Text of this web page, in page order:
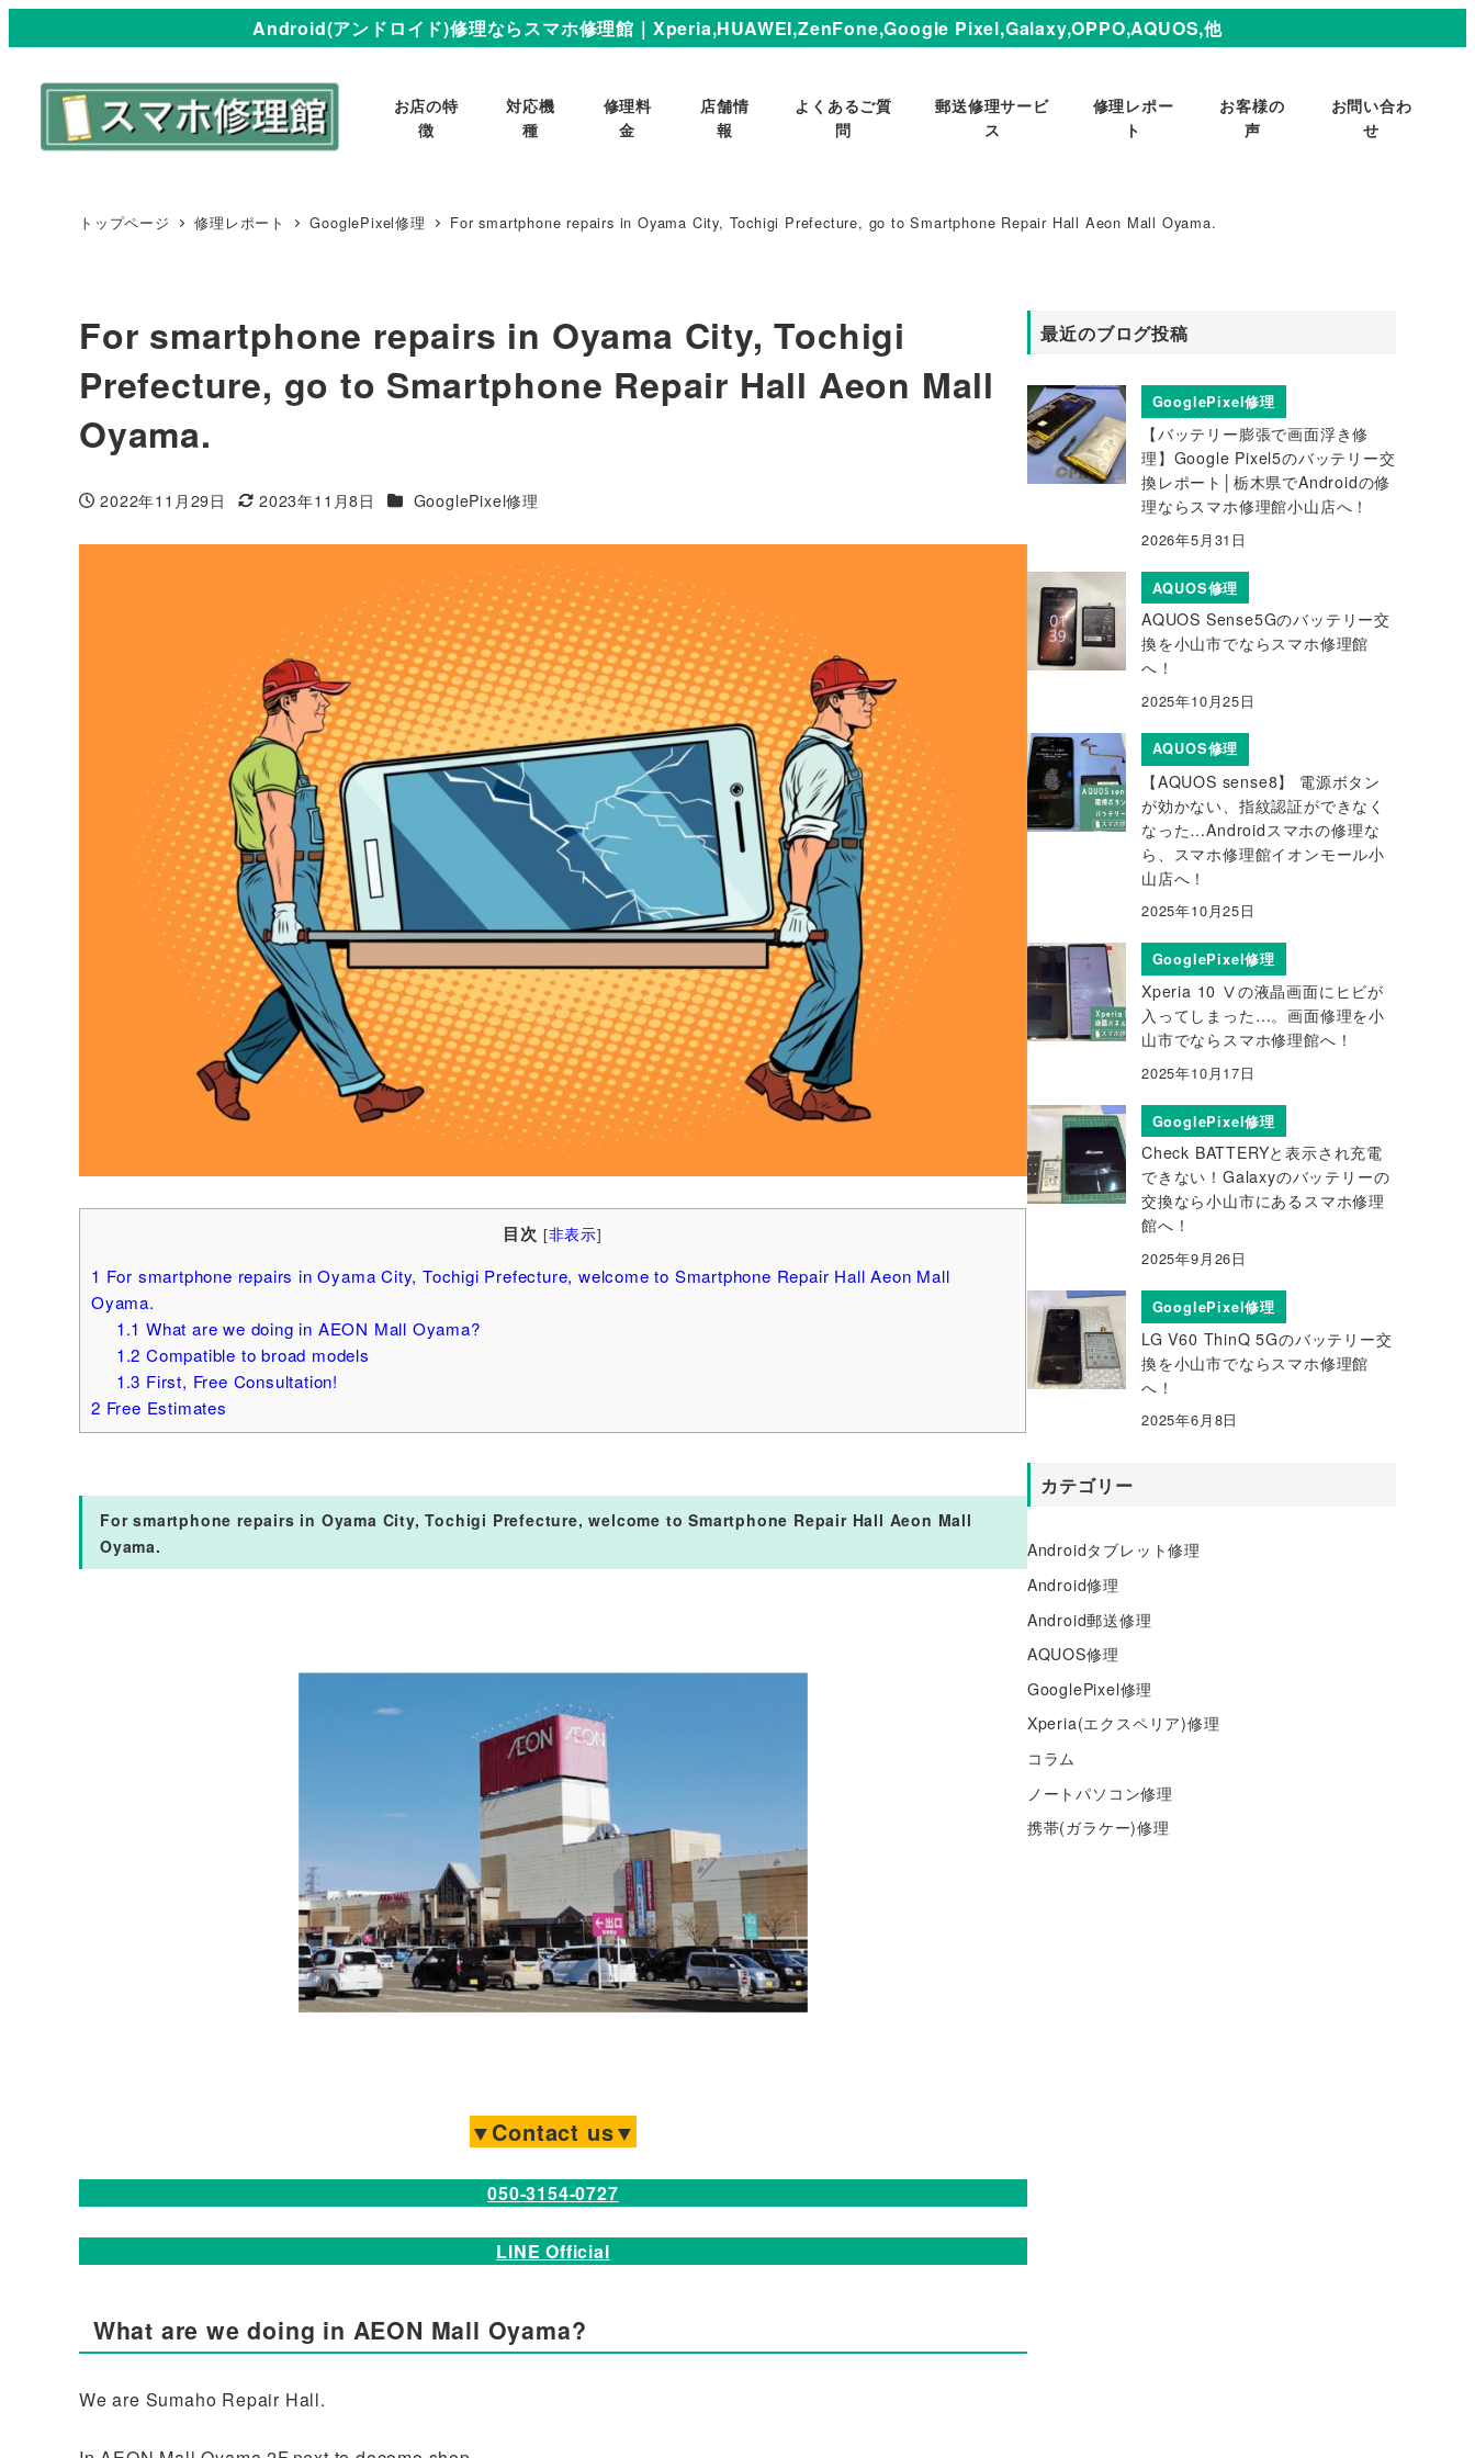
Android(アンドロイド)修理ならスマホ修理館｜Xperia,HUAWEI,ZenFone,Google Pixel,Galaxy,OPPO,AQUOS,他
お店の特
徴
対応機
種
修理料
金
店舗情
報
よくあるご質
問
郵送修理サービ
ス
修理レポー
ト
お客様の
声
お問い合わ
せ
トップページ 修理レポート GooglePixel修理 For smartphone repairs in Oyama City, Tochigi Prefecture, go to Smartphone Repair Hall Aeon Mall Oyama.
For smartphone repairs in Oyama City, Tochigi
Prefecture, go to Smartphone Repair Hall Aeon Mall
Oyama.
投稿日
2022年11月29日 更新日
2023年11月8日 カテゴリー
GooglePixel修理
目次 [非表示]
1 For smartphone repairs in Oyama City, Tochigi Prefecture, welcome to Smartphone Repair Hall Aeon Mall
Oyama.
1.1 What are we doing in AEON Mall Oyama?
1.2 Compatible to broad models
1.3 First, Free Consultation!
2 Free Estimates
For smartphone repairs in Oyama City, Tochigi Prefecture, welcome to Smartphone Repair Hall Aeon Mall
Oyama.
▼Contact us▼
050-3154-0727
LINE Official
What are we doing in AEON Mall Oyama?
We are Sumaho Repair Hall.
最近のブログ投稿
GooglePixel修理
【バッテリー膨張で画面浮き修
理】Google Pixel5のバッテリー交
換レポート│栃木県でAndroidの修
理ならスマホ修理館小山店へ！
2026年5月31日
AQUOS修理
AQUOS Sense5Gのバッテリー交
換を小山市でならスマホ修理館
へ！
2025年10月25日
AQUOS修理
【AQUOS sense8】 電源ボタン
が効かない、指紋認証ができなく
なった…Androidスマホの修理な
ら、スマホ修理館イオンモール小
山店へ！
2025年10月25日
GooglePixel修理
Xperia 10 Ⅴの液晶画面にヒビが
入ってしまった…。画面修理を小
山市でならスマホ修理館へ！
2025年10月17日
GooglePixel修理
Check BATTERYと表示され充電
できない！Galaxyのバッテリーの
交換なら小山市にあるスマホ修理
館へ！
2025年9月26日
GooglePixel修理
LG V60 ThinQ 5Gのバッテリー交
換を小山市でならスマホ修理館
へ！
2025年6月8日
カテゴリー
Androidタブレット修理
Android修理
Android郵送修理
AQUOS修理
GooglePixel修理
Xperia(エクスペリア)修理
コラム
ノートパソコン修理
携帯(ガラケー)修理